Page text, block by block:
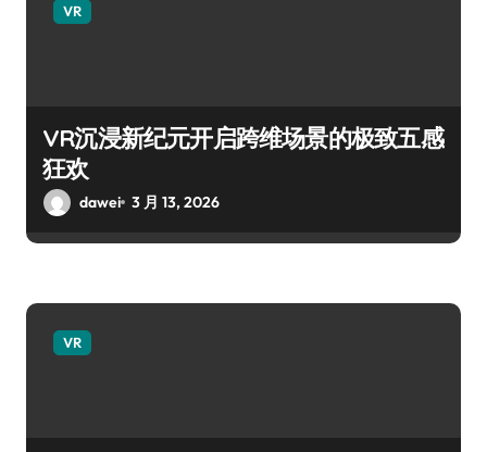
VR
VR沉浸新纪元开启跨维场景的极致五感
狂欢
dawei 3 月 13, 2026
VR